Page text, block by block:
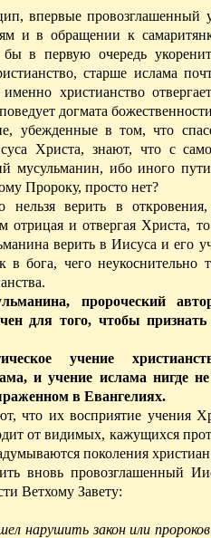
впервые провозглашенный
и в обращении к
в первую очередь
старше ислама
христианство
догмата
убежденные в том, что
Христа, знают, что с
мусульманин, ибо иного
Пророку, просто нет?
нельзя верить в
отрицая и отвергая Христа,
верить в Иисуса и его
в бога, чего неукоснительно
пророческий
для того, чтобы
учение
и учение ислама нигде не
в Евангелиях.
что их восприятие учения
от видимых, кажущихся
поколения
вновь провозглашенный
Ветхому Завету:
нарушить закон или